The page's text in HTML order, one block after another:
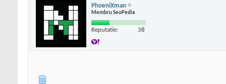
PhoeniXman
Membru SeoPedia
Reputatie: 38